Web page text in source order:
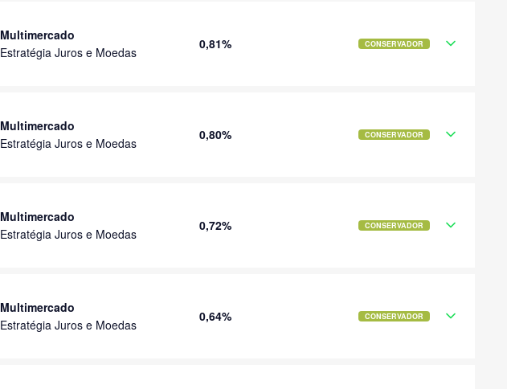
Multimercado
Estratégia Juros e Moedas
0,81% CONSERVADOR
Multimercado
Estratégia Juros e Moedas
0,80% CONSERVADOR
Multimercado
Estratégia Juros e Moedas
0,72% CONSERVADOR
Multimercado
Estratégia Juros e Moedas
0,64% CONSERVADOR